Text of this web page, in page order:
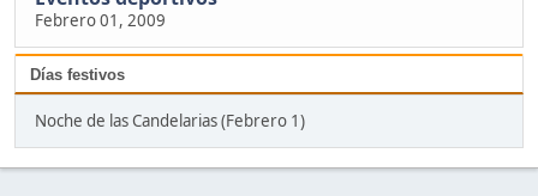
Febrero 01, 2009
Días festivos
Noche de las Candelarias (Febrero 1)